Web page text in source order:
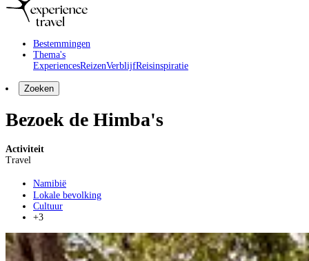
Bestemmingen
Thema's
ExperiencesReizenVerblijfReisinspiratie
Zoeken
Bezoek de Himba's
Activiteit
Travel
Namibië
Lokale bevolking
Cultuur
+3